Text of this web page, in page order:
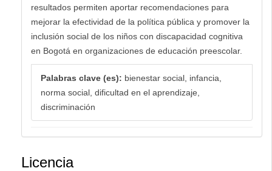
resultados permiten aportar recomendaciones para
mejorar la efectividad de la política pública y promover la
inclusión social de los niños con discapacidad cognitiva
en Bogotá en organizaciones de educación preescolar.
Palabras clave (es): bienestar social, infancia,
norma social, dificultad en el aprendizaje,
discriminación
Licencia